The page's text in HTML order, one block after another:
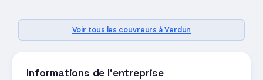
Voir tous les couvreurs à Verdun
Informations de l'entreprise